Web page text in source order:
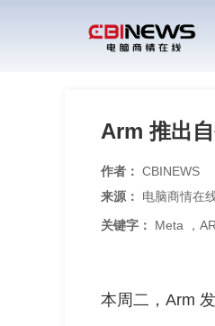
Arm 推出
作者： CBINEWS
来源： 电脑商情在
关键字： Meta ，
本周二，Arm